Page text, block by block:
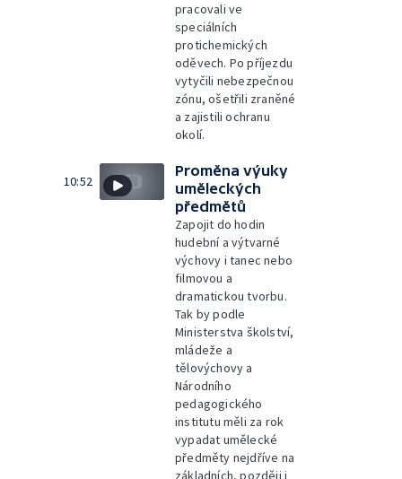
pracovali ve
speciálních
protichemických
oděvech. Po příjezdu
vytyčili nebezpečnou
zónu, ošetřili zraněné
a zajistili ochranu
okolí.
10:52
Proměna výuky
uměleckých
předmětů
Zapojit do hodin
hudební a výtvarné
výchovy i tanec nebo
filmovou a
dramatickou tvorbu.
Tak by podle
Ministerstva školství,
mládeže a
tělovýchovy a
Národního
pedagogického
institutu měli za rok
vypadat umělecké
předměty nejdříve na
základních, později i